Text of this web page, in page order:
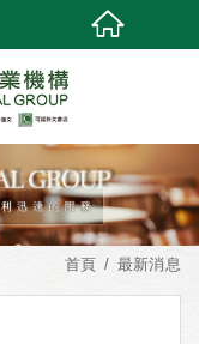
首頁 最新消息